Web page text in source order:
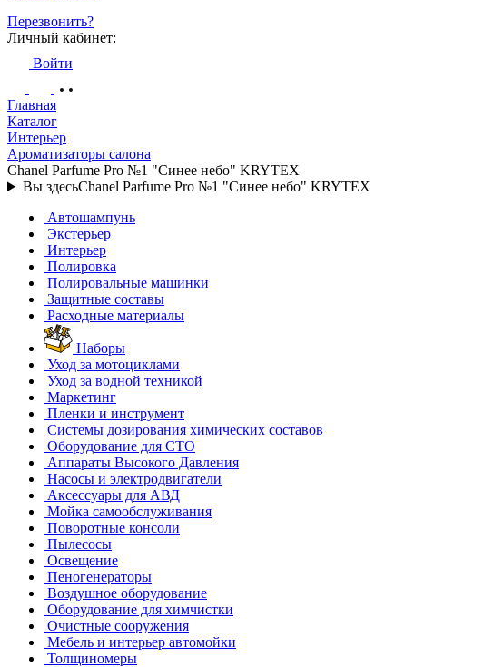
Перезвонить?
Личный кабинет:
Войти
Главная
Каталог
Интерьер
Ароматизаторы салона
Chanel Parfume Pro №1 "Синее небо" KRYTEX
Вы здесьChanel Parfume Pro №1 "Синее небо" KRYTEX
Автошампунь
Экстерьер
Интерьер
Полировка
Полировальные машинки
Защитные составы
Расходные материалы
Наборы
Уход за мотоциклами
Уход за водной техникой
Маркетинг
Пленки и инструмент
Системы дозирования химических составов
Оборудование для СТО
Аппараты Высокого Давления
Насосы и электродвигатели
Аксессуары для АВД
Мойка самообслуживания
Поворотные консоли
Пылесосы
Освещение
Пеногенераторы
Воздушное оборудование
Оборудование для химчистки
Очистные сооружения
Мебель и интерьер автомойки
Толщиномеры